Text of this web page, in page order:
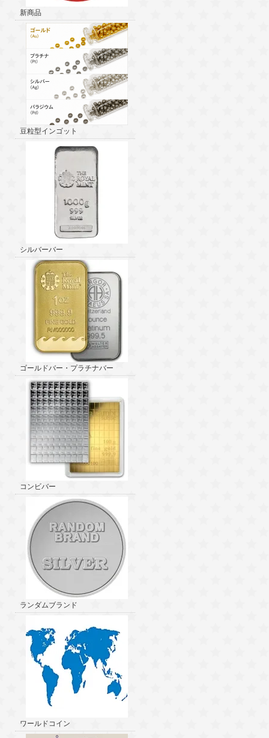
新商品
豆粒型インゴット
シルバーバー
ゴールドバー・プラチナバー
コンビバー
ランダムブランド
ワールドコイン